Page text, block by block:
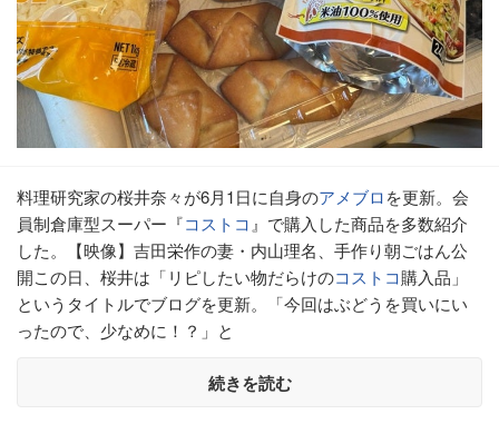
料理研究家の桜井奈々が6月1日に自身のアメブロを更新。会
員制倉庫型スーパー『コストコ 』で購入した商品を多数紹介
した。【映像】吉田栄作の妻・内山理名、手作り朝ごはん公
開この日、桜井は「リピしたい物だらけのコストコ購入品」
というタイトルでブログを更新。「今回はぶどうを買いにい
ったので、少なめに！？」と
続きを読む